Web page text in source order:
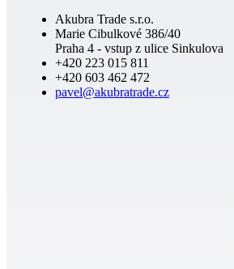
Akubra Trade s.r.o.
Marie Cibulkové 386/40
Praha 4 - vstup z ulice Sinkulova
+420 223 015 811
+420 603 462 472
pavel@akubratrade.cz